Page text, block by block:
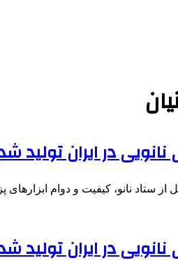
در ایران تولید
ستاد نانو، کیفیت و دوام
در ایران تولید